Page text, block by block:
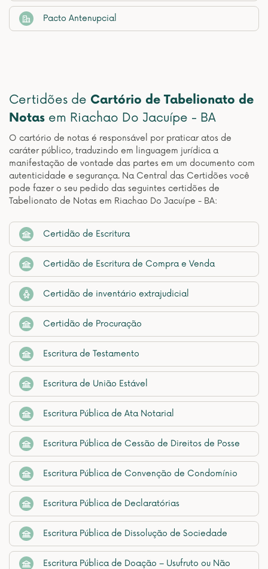
Pacto Antenupcial
Certidões de Cartório de Tabelionato de
Notas em Riachao Do Jacuípe - BA
O cartório de notas é responsável por praticar atos de
caráter público, traduzindo em linguagem jurídica a
manifestação de vontade das partes em um documento com
autenticidade e segurança. Na Central das Certidões você
pode fazer o seu pedido das seguintes certidões de
Tabelionato de Notas em Riachao Do Jacuípe - BA:
Certidão de Escritura
Certidão de Escritura de Compra e Venda
Certidão de inventário extrajudicial
Certidão de Procuração
Escritura de Testamento
Escritura de União Estável
Escritura Pública de Ata Notarial
Escritura Pública de Cessão de Direitos de Posse
Escritura Pública de Convenção de Condomínio
Escritura Pública de Declaratórias
Escritura Pública de Dissolução de Sociedade
Escritura Pública de Doação – Usufruto ou Não